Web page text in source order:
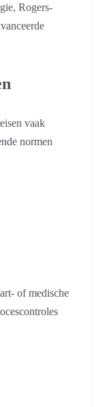
Rogers-
vaak
normen
of medische